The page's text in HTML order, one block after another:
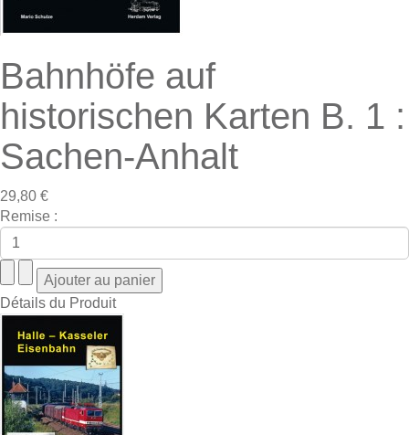
Bahnhöfe auf
historischen Karten B. 1 :
Sachen-Anhalt
29,80 €
Remise :
Détails du Produit